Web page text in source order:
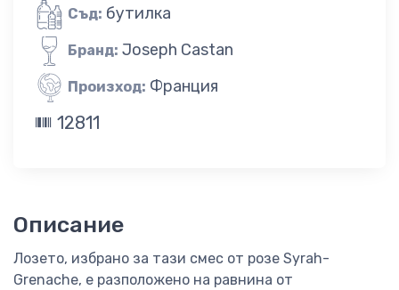
Съд: бутилка
Бранд: Joseph Castan
Произход: Франция
12811
Описание
Лозето, избрано за тази смес от розе Syrah-
Grenache, е разположено на равнина от